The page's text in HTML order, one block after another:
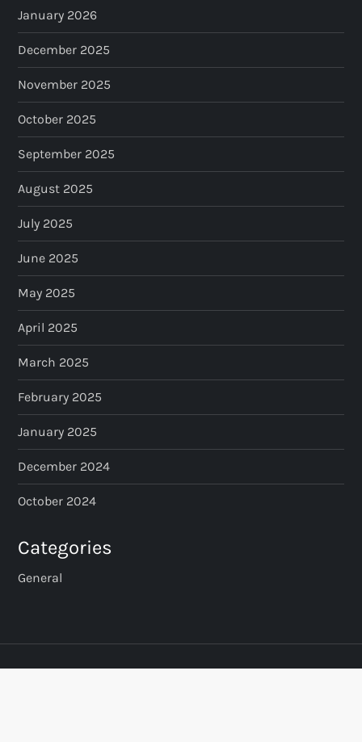
January 2026
December 2025
November 2025
October 2025
September 2025
August 2025
July 2025
June 2025
May 2025
April 2025
March 2025
February 2025
January 2025
December 2024
October 2024
Categories
General